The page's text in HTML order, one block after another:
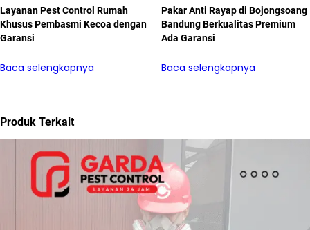
Layanan Pest Control Rumah
Khusus Pembasmi Kecoa dengan
Garansi
Baca selengkapnya
Pakar Anti Rayap di Bojongsoang
Bandung Berkualitas Premium
Ada Garansi
Baca selengkapnya
Produk Terkait